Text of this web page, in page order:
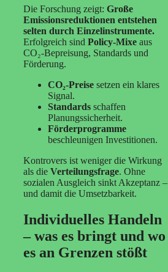
Die Forschung zeigt: Große
Emissionsreduktionen entstehen
selten durch Einzelinstrumente.
Erfolgreich sind Policy-Mixe aus
CO₂-Bepreisung, Standards und
Förderung.
CO₂-Preise setzen ein klares
Signal.
Standards schaffen
Planungssicherheit.
Förderprogramme
beschleunigen Investitionen.
Kontrovers ist weniger die Wirkung
als die Verteilungsfrage. Ohne
sozialen Ausgleich sinkt Akzeptanz –
und damit die Umsetzbarkeit.
Individuelles Handeln
– was es bringt und wo
es an Grenzen stößt